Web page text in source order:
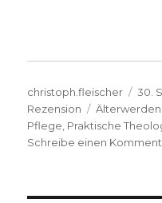
Autor
christoph.fleischer
am
30.
Rezension
Schlagwörter
Älterwerden
Pflege Praktische
Schreibe einen